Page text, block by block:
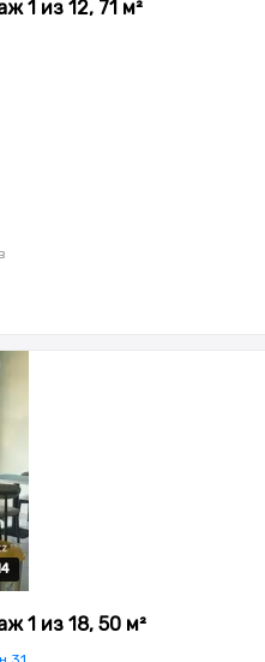
1 из 12, 71 м²
1 из 18, 50 м²